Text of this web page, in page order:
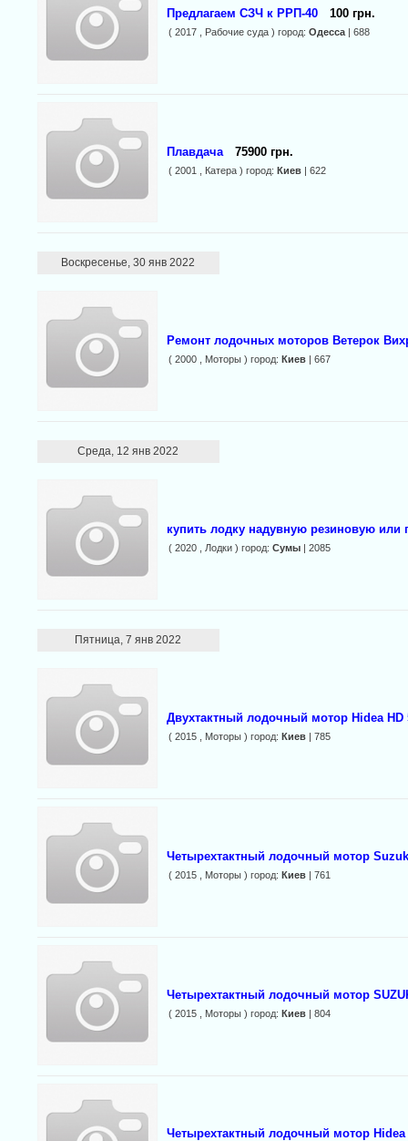
Предлагаем СЗЧ к РРП-40 100 грн.
( 2017 , Рабочие суда ) город: Одесса| 688
Плавдача 75900 грн.
( 2001 , Катера ) город: Киев| 622
Воскресенье, 30 янв 2022
Ремонт лодочных моторов Ветерок
( 2000 , Моторы ) город: Киев| 667
Среда, 12 янв 2022
купить лодку надувную резиновую или
( 2020 , Лодки ) город: Сумы| 2085
Пятница, 7 янв 2022
Двухтактный лодочный мотор Hidea HD
( 2015 , Моторы ) город: Киев| 785
Четырехтактный лодочный мотор
( 2015 , Моторы ) город: Киев| 761
Четырехтактный лодочный мотор
( 2015 , Моторы ) город: Киев| 804
Четырехтактный лодочный мотор Hidea